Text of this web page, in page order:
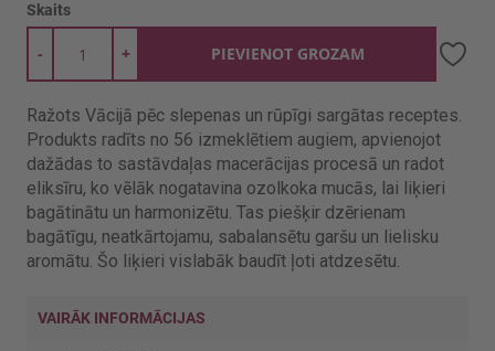
Skaits
+
- PIEVIENOT GROZAM
Ražots Vācijā pēc slepenas un rūpīgi sargātas receptes.
Produkts radīts no 56 izmeklētiem augiem, apvienojot
dažādas to sastāvdaļas macerācijas procesā un radot
eliksīru, ko vēlāk nogatavina ozolkoka mucās, lai liķieri
bagātinātu un harmonizētu. Tas piešķir dzērienam
bagātīgu, neatkārtojamu, sabalansētu garšu un lielisku
aromātu. Šo liķieri vislabāk baudīt ļoti atdzesētu.
VAIRĀK INFORMĀCIJAS